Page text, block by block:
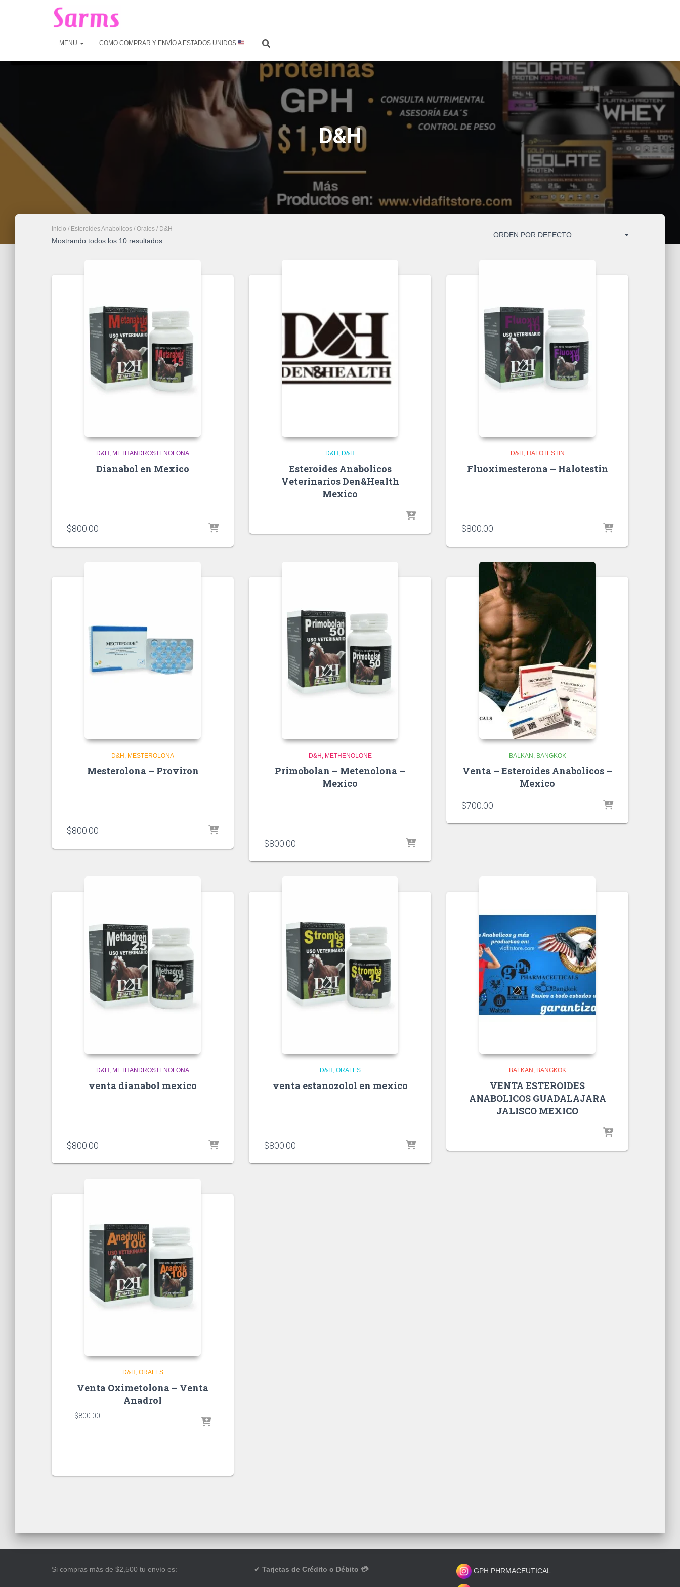
MENU COMO COMPRAR Y ENVÍO A ESTADOS UNIDOS
D&H
Inicio / Esteroides Anabolicos / Orales / D&H
Mostrando todos los 10 resultados
D&H METHANDROSTENOLONA
Dianabol en Mexico
$800.00
D&H D&H
Esteroides Anabolicos
Veterinarios Den&Health
Mexico
D&H HALOTESTIN
Fluoximesterona – Halotestin
$800.00
D&H MESTEROLONA
Mesterolona – Proviron
$800.00
D&H METHENOLONE
Primobolan – Metenolona –
Mexico
$800.00
BALKAN BANGKOK
Venta – Esteroides Anabolicos –
Mexico
$700.00
D&H METHANDROSTENOLONA
venta dianabol mexico
$800.00
D&H ORALES
venta estanozolol en mexico
$800.00
BALKAN BANGKOK
VENTA ESTEROIDES
ANABOLICOS GUADALAJARA
JALISCO MEXICO
D&H ORALES
Venta Oximetolona – Venta
Anadrol
$800.00
Si compras más de $2,500 tu envío es: ✔ Tarjetas de Crédito o Débito 💳 GPH PHRMACEUTICAL